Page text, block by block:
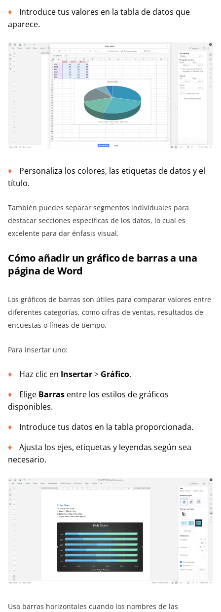
Introduce tus valores en la tabla de datos que
aparece.
Personaliza los colores, las etiquetas de datos y el
título.
También puedes separar segmentos individuales para
destacar secciones específicas de los datos, lo cual es
excelente para dar énfasis visual.
Cómo añadir un gráfico de barras a una
página de Word
Los gráficos de barras son útiles para comparar valores entre
diferentes categorías, como cifras de ventas, resultados de
encuestas o líneas de tiempo.
Para insertar uno:
Haz clic en Insertar> Gráfico.
Elige Barras entre los estilos de gráficos
disponibles.
Introduce tus datos en la tabla proporcionada.
Ajusta los ejes, etiquetas y leyendas según sea
necesario.
Usa barras horizontales cuando los nombres de las